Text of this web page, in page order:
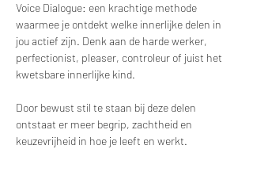
Voice Dialogue: een krachtige methode
waarmee je ontdekt welke innerlijke delen in
jou actief zijn. Denk aan de harde werker,
perfectionist, pleaser, controleur of juist het
kwetsbare innerlijke kind.
Door bewust stil te staan bij deze delen
ontstaat er meer begrip, zachtheid en
keuzevrijheid in hoe je leeft en werkt.